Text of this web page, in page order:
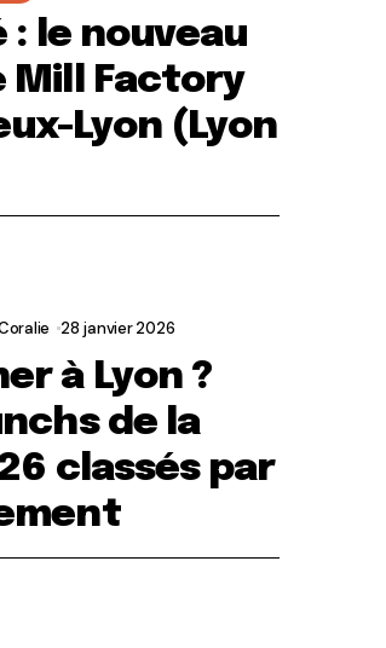
: le nouveau
Mill Factory
Lyon (Lyon
28 janvier 2026
à Lyon ?
de la
classés par